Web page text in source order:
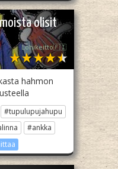
olisit
Lohikeitto🇫🇮
hahmon
#tupulupujahupu
#ankka